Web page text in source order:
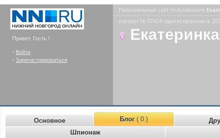
Привет, Гость !
- Войти
- Зарегистрироваться
Персональный сайт пользователя
портрет № 57414 зарегистрирован в
Екатеринка
Основное Блог( 0 )
Шпионаж